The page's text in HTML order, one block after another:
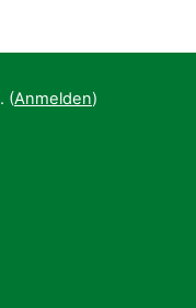
(Anmelden)